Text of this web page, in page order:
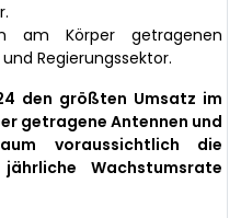
am Körper getragenen
Regierungssektor.
den größten Umsatz im
getragene Antennen und
voraussichtlich die
Wachstumsrate